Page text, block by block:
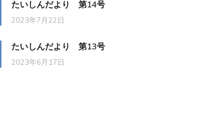
たいしんだより 第14号
2023年7月22日
たいしんだより 第13号
2023年6月17日